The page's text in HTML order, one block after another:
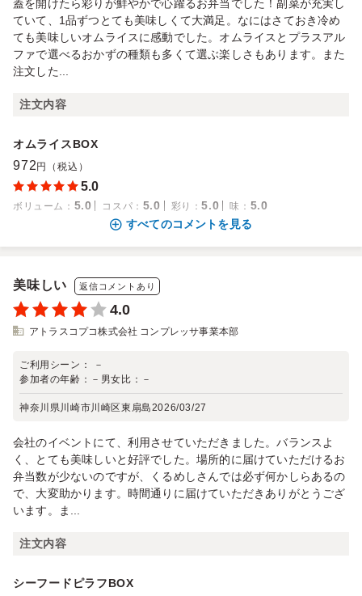
蓋を開けたら彩りが鮮やかで心躍るお弁当でした！副菜が充実し
ていて、1品ずつとても美味しくて大満足。なにはさておき冷め
ても美味しいオムライスに感動でした。オムライスとプラスアル
ファで選べるおかずの種類も多くて選ぶ楽しさもあります。また
注文した...
注文内容
オムライスBOX
972 円（税込）
5.0
ボリューム ： 5.0 コスパ ： 5.0 彩り ：5.0 味 ： 5.0
すべてのコメントを見る
美味しい 返信コメントあり
4.0
アトラスコプコ株式会社 コンプレッサ事業本部
ご利用シーン：
－
参加者の年齢： － 男女比： －
神奈川県川崎市川崎区東扇島2026/03/27
会社のイベントにて、利用させていただきました。バランスよ
く、とても美味しいと好評でした。場所的に届けていただけるお
弁当数が少ないのですが、くるめしさんでは必ず何かしらあるの
で、大変助かります。時間通りに届けていただきありがとうござ
います。ま...
注文内容
シーフードピラフBOX